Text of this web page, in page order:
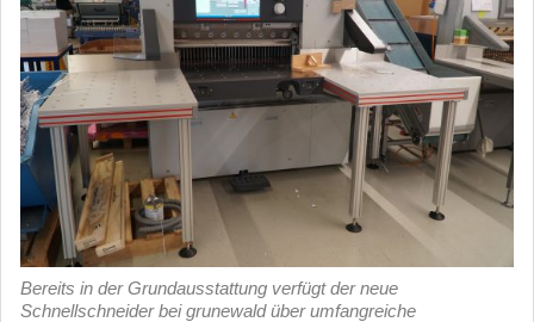
Bereits in der Grundausstattung verfügt der neue
Schnellschneider bei grunewald über umfangreiche